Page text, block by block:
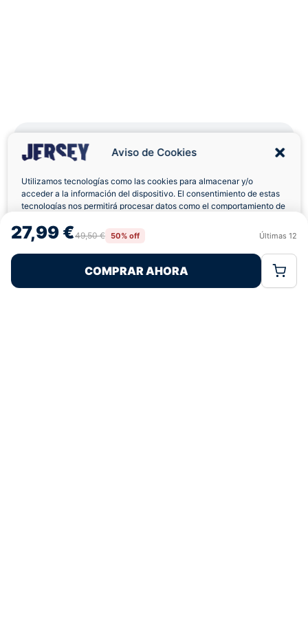
Aviso de Cookies
Utilizamos tecnologías como las cookies para almacenar y/o
acceder a la información del dispositivo. El consentimiento de estas
tecnologías nos permitirá procesar datos como el comportamiento de
retirar el consentimiento, puede afectar negativamente a ciertas
características y funciones.
Rechazar
Política de CookiesPolítica de Privacidad
27,99 €49,50 € 50% off Últimas 12
COMPRAR AHORA
Envíos a Domicilio Devolución 7 Días
Pagos 100% Seguros Ofertas Sin Límites